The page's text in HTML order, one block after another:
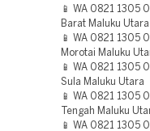
📱 WA 0821 1305
Barat Maluku Utara
📱 WA 0821 1305
Morotai Maluku
📱 WA 0821 1305
Sula Maluku Utara
📱 WA 0821 1305
Tengah Maluku
📱 WA 0821 1305